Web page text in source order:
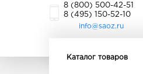
8 (800) 500-42-51
8 (495) 150-52-10
info@saoz.ru
Каталог товаров